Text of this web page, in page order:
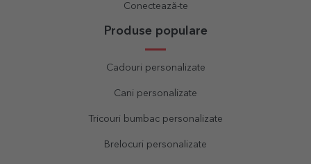
Conectează-te
Produse populare
Cadouri personalizate
Cani personalizate
Tricouri bumbac personalizate
Brelocuri personalizate